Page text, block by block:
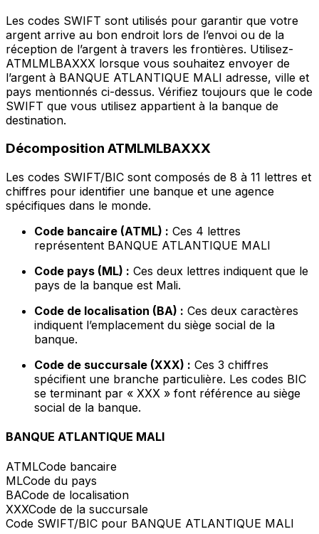
Les codes SWIFT sont utilisés pour garantir que votre
argent arrive au bon endroit lors de l’envoi ou de la
réception de l’argent à travers les frontières. Utilisez-
ATMLMLBAXXX lorsque vous souhaitez envoyer de
l’argent à BANQUE ATLANTIQUE MALI adresse, ville et
pays mentionnés ci-dessus. Vérifiez toujours que le code
SWIFT que vous utilisez appartient à la banque de
destination.
Décomposition ATMLMLBAXXX
Les codes SWIFT/BIC sont composés de 8 à 11 lettres et
chiffres pour identifier une banque et une agence
spécifiques dans le monde.
Code bancaire (ATML) : Ces 4 lettres
représentent BANQUE ATLANTIQUE MALI
Code pays (ML) : Ces deux lettres indiquent que le
pays de la banque est Mali.
Code de localisation (BA) : Ces deux caractères
indiquent l’emplacement du siège social de la
banque.
Code de succursale (XXX) : Ces 3 chiffres
spécifient une branche particulière. Les codes BIC
se terminant par « XXX » font référence au siège
social de la banque.
BANQUE ATLANTIQUE MALI
ATMLCode bancaire
MLCode du pays
BACode de localisation
XXXCode de la succursale
Code SWIFT/BIC pour BANQUE ATLANTIQUE MALI